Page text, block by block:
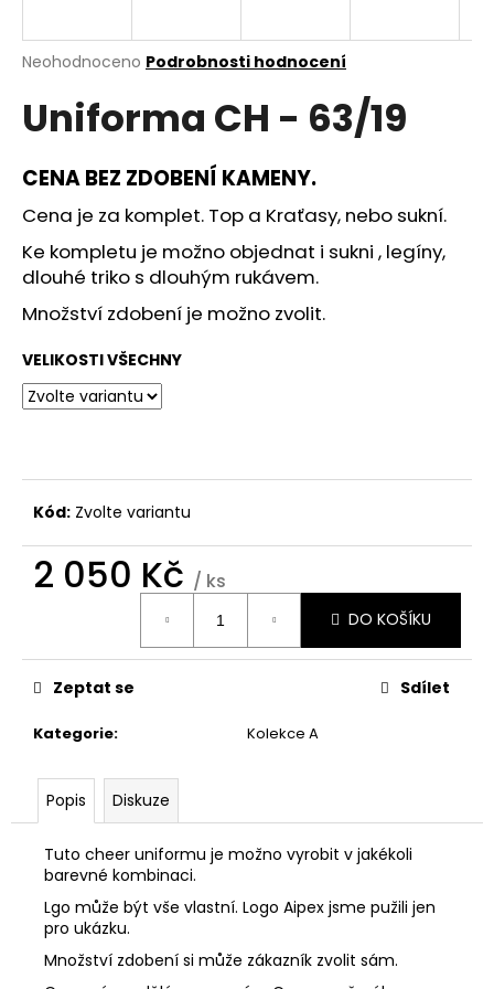
Průměrné
produktu
je
z
5
hvězdiček.
Neohodnoceno Podrobnosti hodnocení
Uniforma CH - 63/19
CENA BEZ ZDOBENÍ KAMENY.
Cena je za komplet. Top a Kraťasy, nebo sukní.
Ke kompletu je možno objednat i sukni , legíny,
dlouhé triko s dlouhým rukávem.
Množství zdobení je možno zvolit.
VELIKOSTI VŠECHNY
Kód: Zvolte variantu
2 050 Kč / ks
DO KOŠÍKU
Kategorie: Kolekce A
Zeptat se Sdílet
Popis Diskuze
Tuto cheer uniformu je možno vyrobit v jakékoli
barevné kombinaci.
Lgo může být vše vlastní. Logo Aipex jsme pužili jen
pro ukázku.
Množství zdobení si může zákazník zvolit sám.
j
t
?
HLEDAT
D
o
p
u
u
j
m
ŠATY
MAŽORETKY
M
200/15
350
Kč